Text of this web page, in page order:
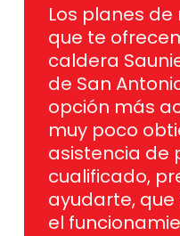
Los planes
que te
caldera
de San
opción más
muy poco
asistencia de
cualificado,
ayudarte,
el